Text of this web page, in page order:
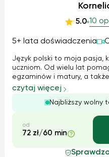
5.0 10
5+ lata doświadczenia
Język polski to moja pasja,
uczniom. Od wielu lat
egzaminów i matury, a
w rozwijaniu umiejętności
finalisty Ogólnopolskiej
Polskiego, co daje mi solidn...
czytaj więcej
Najbliższy wolny
od
72 zł/60 min